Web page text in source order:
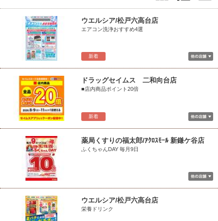
新着
ウエルシア/松戸六高台店
エアコン洗浄おすすめ4選
新着
ドラッグセイムス 二和向台店
■店内商品ポイント20倍
薬局くすりの福太郎/ｱｸﾛｽﾓｰﾙ 新鎌ケ谷店
ふくちゃんDAY 毎月9日
ウエルシア/松戸六高台店
栄養ドリンク